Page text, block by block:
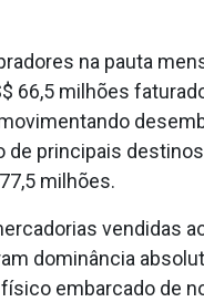
na pauta
66,5 milhões
de principais
milhões.
vendidas
dominância
embarcado de